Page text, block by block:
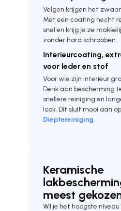
Velgen krijgen het
Met een coating hecht
snel en krijg je ze
zonder hard schrobben.
Interieurcoating,
voor leder en stof
Voor wie zijn interieur
Denk aan bescherming
snellere reiniging en
look. Dit sluit mooi aan op
Dieptereiniging.
Keramische
meest
Wil je het hoogste niveau